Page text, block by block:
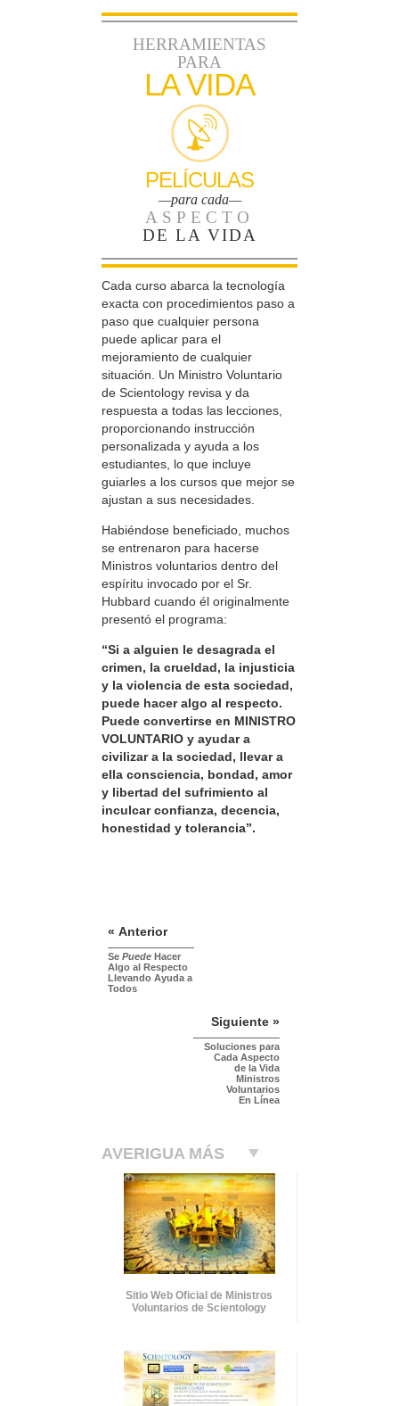
HERRAMIENTAS
PARA
LA VIDA
PELÍCULAS
—para cada—
ASPECTO
DE LA VIDA
Cada curso abarca la tecnología
exacta con procedimientos paso a
paso que cualquier persona
puede aplicar para el
mejoramiento de cualquier
situación. Un Ministro Voluntario
de Scientology revisa y da
respuesta a todas las lecciones,
proporcionando instrucción
personalizada y ayuda a los
estudiantes, lo que incluye
guiarles a los cursos que mejor se
ajustan a sus necesidades.
Habiéndose beneficiado, muchos
se entrenaron para hacerse
Ministros voluntarios dentro del
espíritu invocado por el Sr.
Hubbard cuando él originalmente
presentó el programa:
“Si a alguien le desagrada el
crimen, la crueldad, la injusticia
y la violencia de esta sociedad,
puede hacer algo al respecto.
Puede convertirse en MINISTRO
VOLUNTARIO y ayudar a
civilizar a la sociedad, llevar a
ella consciencia, bondad, amor
y libertad del sufrimiento al
inculcar confianza, decencia,
honestidad y tolerancia”.
« Anterior
Se Puede Hacer
Algo al Respecto
Llevando Ayuda a
Todos
Siguiente »
Soluciones para
Cada Aspecto
de la Vida
Ministros
Voluntarios
En Línea
AVERIGUA MÁS
Sitio Web Oficial de Ministros
Voluntarios de Scientology